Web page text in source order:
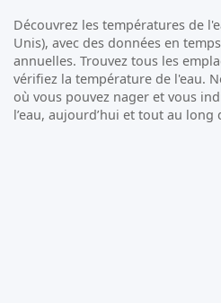
Découvrez les températures de
Unis), avec des données en
annuelles. Trouvez tous les
vérifiez la température de l'eau.
où vous pouvez nager et vous
l’eau, aujourd’hui et tout au long